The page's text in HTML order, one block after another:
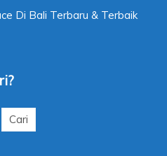
Di Bali Terbaru & Terbaik